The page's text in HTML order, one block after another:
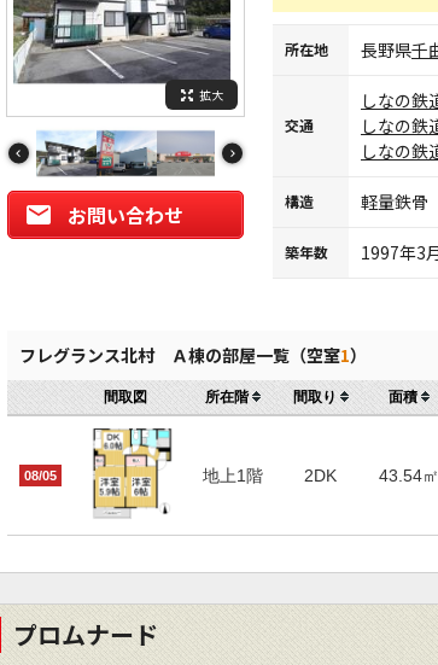
拡大
お問い合わせ
所在地 長野県千
交通
しなの鉄
しなの鉄
しなの鉄
構造 軽量鉄骨
築年数 1997年3
フレグランス北村 Ａ棟の部屋一覧（空室1）
間取図 所在階 間取り 面積
08/05 地上1階 2DK 43.54㎡
プロムナード